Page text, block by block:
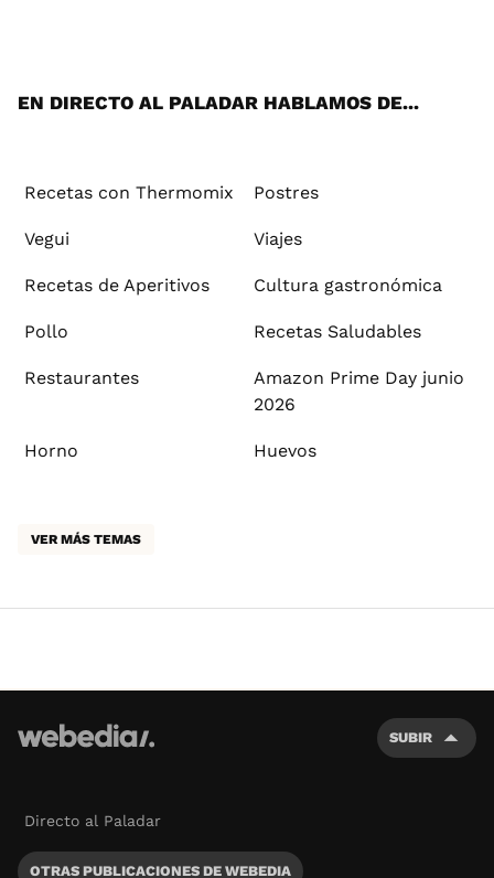
EN DIRECTO AL PALADAR HABLAMOS DE...
Recetas con Thermomix Postres
Vegui Viajes
Recetas de Aperitivos Cultura gastronómica
Pollo Recetas Saludables
Restaurantes
Amazon Prime Day junio
2026
Horno Huevos
VER MÁS TEMAS
SUBIR
Directo al Paladar
OTRAS PUBLICACIONES DE WEBEDIA